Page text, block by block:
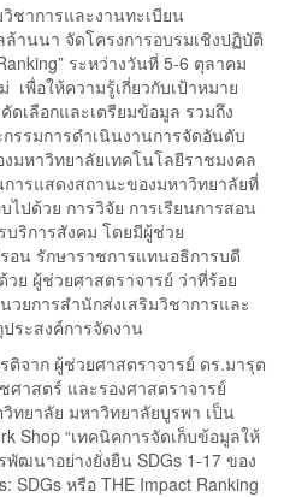
ชาการและงานทะเบียน
านนา จัดโครงการอบรมเชิงปฏิบัติ
ระหว่างวันที่ 5-6 ตุลาคม
เพื่อให้ความรู้เกี่ยวกับเป้าหมาย
ดเลือกและเตรียมข้อมูล รวมถึง
รรมการดำเนินงานการจัดอันดับ
มหาวิทยาลัยเทคโนโลยีราชมงคล
ารแสดงสถานะของมหาวิทยาลัยที่
ปด้วย การวิจัย การเรียนการสอน
บริการสังคม โดยมีผู้ช่วย
อน รักษาราชการแทนอธิการบดี
ย ผู้ช่วยศาสตราจารย์ ว่าที่ร้อย
ยการสำนักส่งเสริมวิชาการและ
ระสงค์การจัดงาน
ติจาก ผู้ช่วยศาสตราจารย์ ดร.มารุต
าสตร์ และรองศาสตราจารย์
ยาลัย มหาวิทยาลัยบูรพา เป็น
Shop “เทคนิคการจัดเก็บข้อมูลให้
ฒนาอย่างยั่งยืน SDGs 1-17 ของ
SDGs หรือ THE Impact Ranking